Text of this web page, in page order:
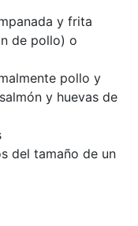
y frita
de pollo) o
pollo y
y huevas de
del tamaño de un